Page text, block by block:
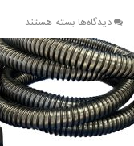
دیدگاه‌هابرای
شیلنگ‌های
خلاء
صنعتی:
راهنمای
جامع
برای
انتخاب،
ویژگی‌ها
بسته هستند